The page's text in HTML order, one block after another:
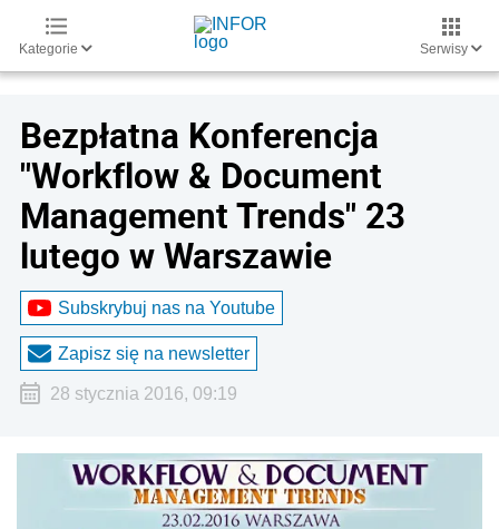
Kategorie Serwisy
Bezpłatna Konferencja
"Workflow & Document
Management Trends" 23
lutego w Warszawie
Subskrybuj nas na Youtube
Zapisz się na newsletter
28 stycznia 2016, 09:19